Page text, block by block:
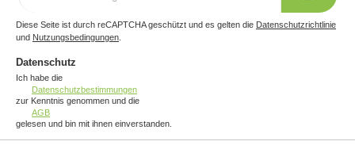
Diese Seite ist durch reCAPTCHA geschützt und es gelten die Datenschutzrichtlinie
und Nutzungsbedingungen
Datenschutz
Ich habe die
Datenschutzbestimmungen
zur Kenntnis genommen und die
AGB
gelesen und bin mit ihnen einverstanden.